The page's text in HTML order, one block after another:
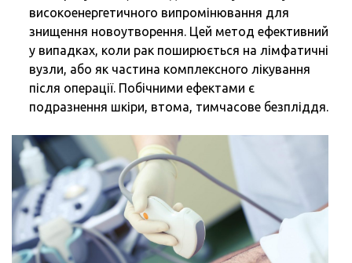
високоенергетичного випромінювання для
знищення новоутворення. Цей метод ефективний
у випадках, коли рак поширюється на лімфатичні
вузли, або як частина комплексного лікування
після операції. Побічними ефектами є
подразнення шкіри, втома, тимчасове безпліддя.